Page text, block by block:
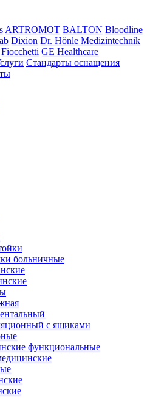
ARTROMOT BALTON Bloodline
Dixion Dr. Hönle Medizintechnik
Fiocchetti GE Healthcare
Стандарты оснащения
больничные
с ящиками
функциональные